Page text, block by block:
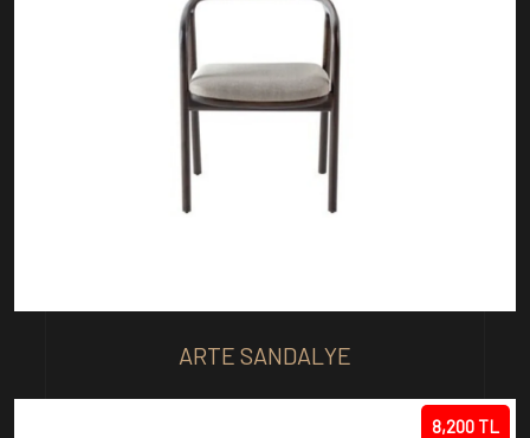
ARTE SANDALYE
8,200 TL